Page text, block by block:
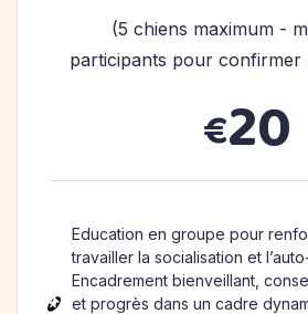
(5 chiens maximum -
participants pour confirmer
€20
Education en groupe pour
travailler la socialisation et
Encadrement bienveillant,
et progrès dans un cadre